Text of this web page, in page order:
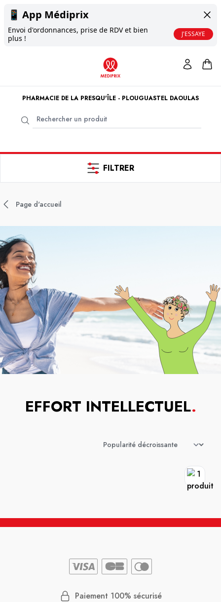
📱 App Médiprix
Envoi d'ordonnances, prise de RDV et bien
plus !
J'ESSAYE
PHARMACIE DE LA PRESQU'ÎLE - PLOUGUASTEL DAOULAS
FILTRER
Page d'accueil
EFFORT INTELLECTUEL.
Paiement 100% sécurisé